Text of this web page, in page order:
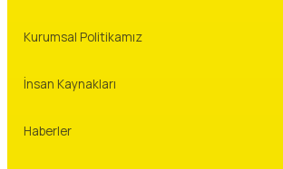
Kurumsal Politikamız
İnsan Kaynakları
Haberler